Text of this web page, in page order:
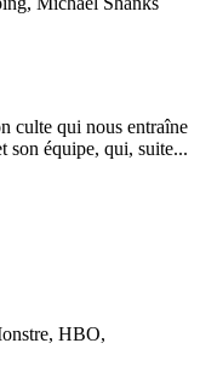
culte qui nous entraîne
son équipe, qui, suite...
HBO,